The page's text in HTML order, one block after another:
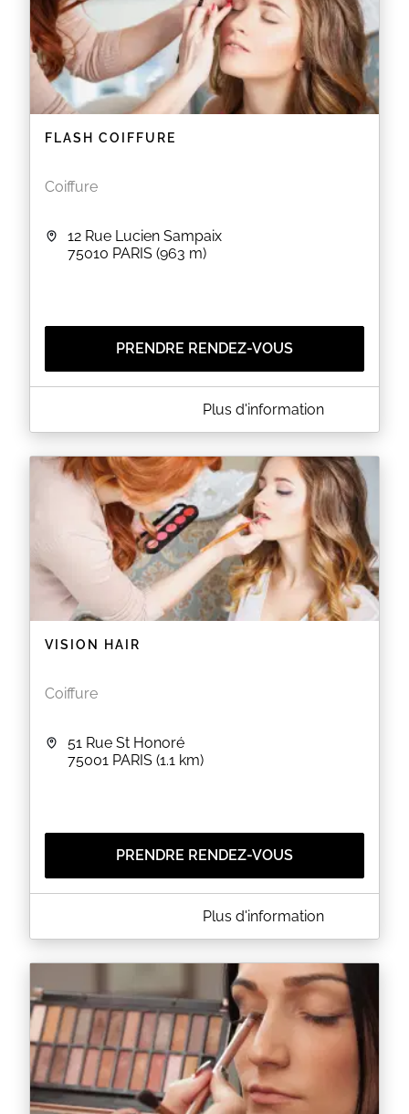
EN SAVOIR PLUS
FLASH COIFFURE
Coiffure
12 Rue Lucien Sampaix
75010 PARIS (963 m)
PRENDRE RENDEZ-VOUS
A PROPOS DE FLASH COIFFURE
Flash Coiffure est un salon de coiffure situé au 12 rue
propose des coupes pour homme et femme ainsi
que des colorations, des balayages et des soins
capillaires.
EN SAVOIR PLUS
Plus d'information
VISION HAIR
Coiffure
51 Rue St Honoré
75001 PARIS (1.1 km)
PRENDRE RENDEZ-VOUS
A PROPOS DE VISION HAIR
Vision Hair est un salon de coiffure situé au 51 rue St
coupes pour homme et femme ainsi que des
colorations, des balayages et des soins capillaires.
EN SAVOIR PLUS
Plus d'information